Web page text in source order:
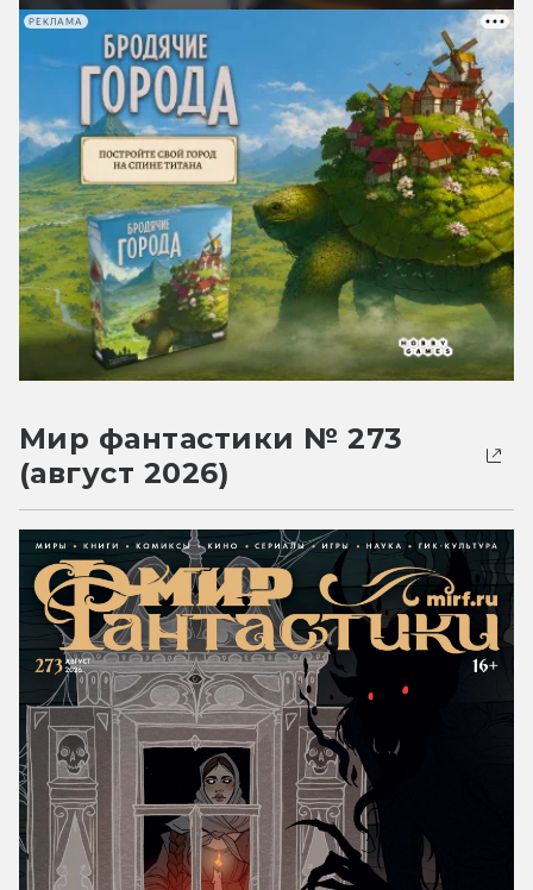
РЕКЛАМА
Мир фантастики № 273
(август 2026)